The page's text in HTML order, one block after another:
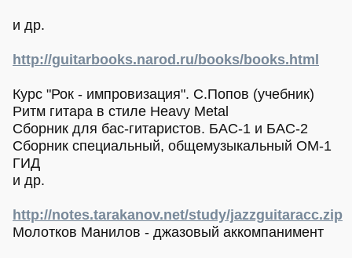
и др.
http://guitarbooks.narod.ru/books/books.html
Курс "Рок - импровизация". С.Попов (учебник)
Ритм гитара в стиле Heavy Metal
Сборник для бас-гитаристов. БАС-1 и БАС-2
Сборник специальный, общемузыкальный ОМ-1
ГИД
и др.
http://notes.tarakanov.net/study/jazzguitaracc.zip
Молотков Манилов - джазовый аккомпанимент